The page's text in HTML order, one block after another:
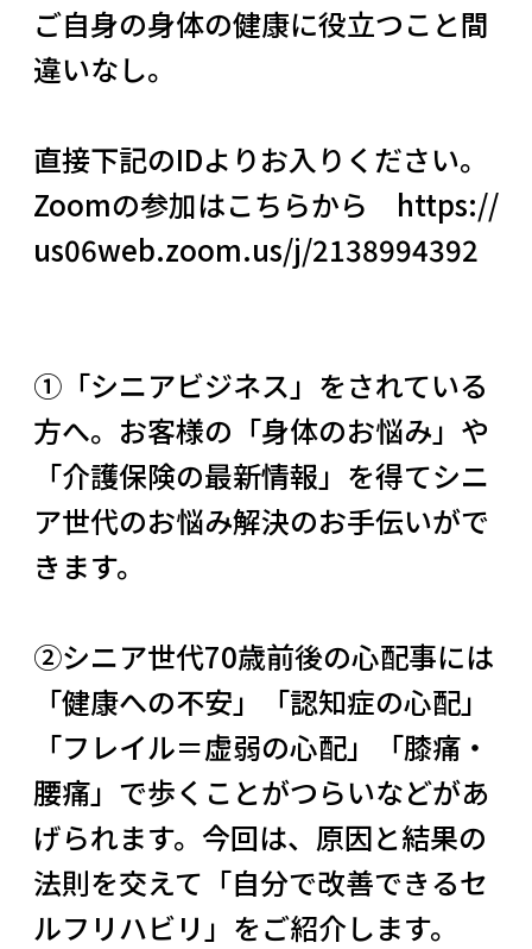
ご自身の身体の健康に役立つこと間
違いなし。
直接下記のIDよりお入りください。
Zoomの参加はこちらから https://
us06web.zoom.us/j/2138994392
①「シニアビジネス」をされている
方へ。お客様の「身体のお悩み」や
「介護保険の最新情報」を得てシニ
ア世代のお悩み解決のお手伝いがで
きます。
②シニア世代70歳前後の心配事には
「健康への不安」「認知症の心配」
「フレイル＝虚弱の心配」「膝痛・
腰痛」で歩くことがつらいなどがあ
げられます。今回は、原因と結果の
法則を交えて「自分で改善できるセ
ルフリハビリ」をご紹介します。